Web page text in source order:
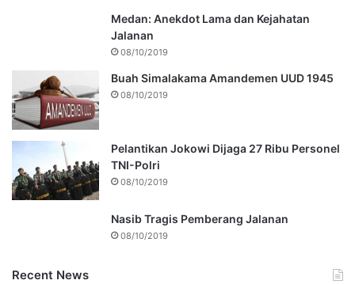
Medan: Anekdot Lama dan Kejahatan
Jalanan
08/10/2019
Buah Simalakama Amandemen UUD 1945
08/10/2019
Pelantikan Jokowi Dijaga 27 Ribu Personel
TNI-Polri
08/10/2019
Nasib Tragis Pemberang Jalanan
08/10/2019
Recent News